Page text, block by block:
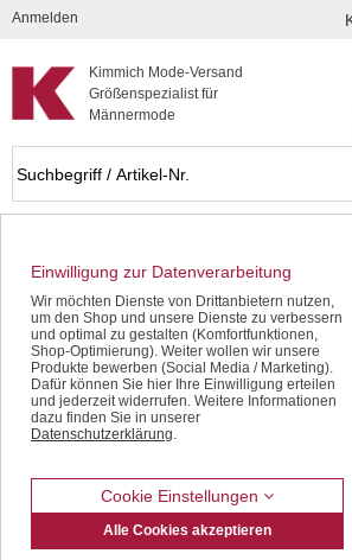
Kompletten Head der Seite überspringen
Kimmich Mode-Versand
Größenspezialist für
Männermode
Anmelden
Bügelfreie
Einwilligung zur Datenverarbeitung
Wir möchten Dienste von Drittanbietern nutzen,
um den Shop und unsere Dienste zu verbessern
und optimal zu gestalten (Komfortfunktionen,
Shop-Optimierung). Weiter wollen wir unsere
Produkte bewerben (Social Media / Marketing).
Dafür können Sie hier Ihre Einwilligung erteilen
und jederzeit widerrufen. Weitere Informationen
dazu finden Sie in unserer
Datenschutzerklärung.
Cookie Einstellungen
Alle Cookies akzeptieren